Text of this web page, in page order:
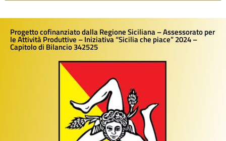
Progetto cofinanziato dalla Regione Siciliana – Assessorato per
le Attività Produttive – Iniziativa “Sicilia che piace” 2024 –
Capitolo di Bilancio 342525